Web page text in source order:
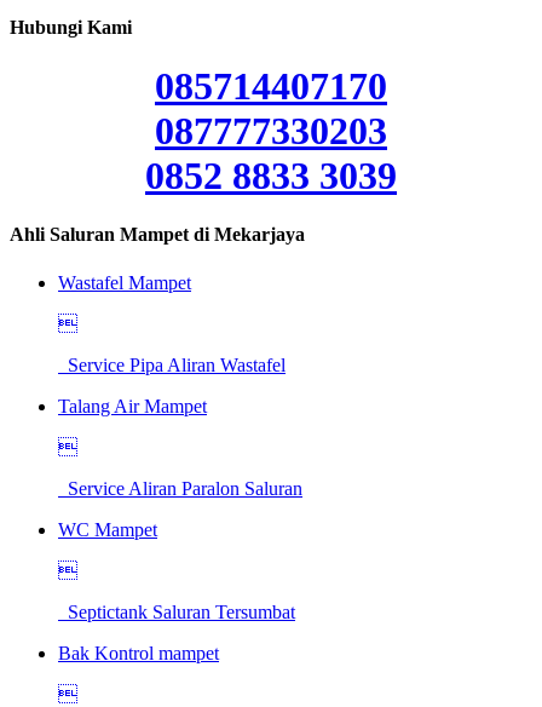
Hubungi Kami
085714407170
087777330203
0852 8833 3039
Ahli Saluran Mampet di Mekarjaya
Wastafel Mampet

Service Pipa Aliran Wastafel
Talang Air Mampet

Service Aliran Paralon Saluran
WC Mampet

Septictank Saluran Tersumbat
Bak Kontrol mampet
